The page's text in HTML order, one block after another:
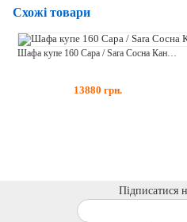
Схожі товари
13880 грн.
Підписатися